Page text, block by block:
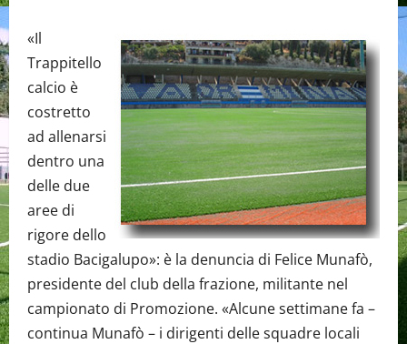
«Il
Trappitello
calcio è
costretto
ad allenarsi
dentro una
delle due
aree di
rigore dello
stadio Bacigalupo»: è la denuncia di Felice Munafò,
presidente del club della frazione, militante nel
campionato di Promozione. «Alcune settimane fa –
continua Munafò – i dirigenti delle squadre locali